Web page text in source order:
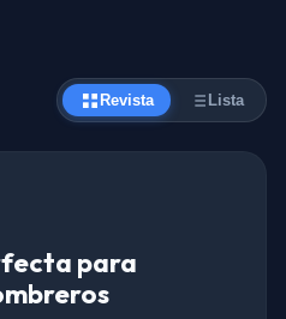
Revista Lista
para